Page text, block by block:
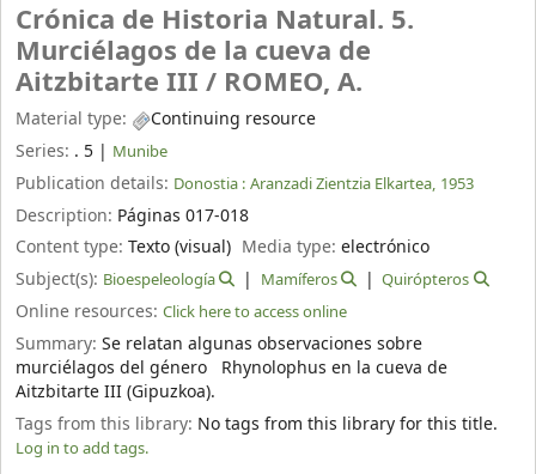
Crónica de Historia Natural. 5.
Murciélagos de la cueva de
Aitzbitarte III / ROMEO, A.
Material type:
Continuing resource
Series: . 5 | Munibe
Publication details: Donostia : Aranzadi Zientzia Elkartea, 1953
Description: Páginas 017-018
Content type: Texto (visual) Media type:electrónico
Subject(s): Bioespeleología Mamíferos Quirópteros
Online resources: Click here to access online
Summary: Se relatan algunas observaciones sobre
murciélagos del género Rhynolophus en la cueva de
Aitzbitarte III (Gipuzkoa).
Tags from this library: No tags from this library for this title.
Log in to add tags.